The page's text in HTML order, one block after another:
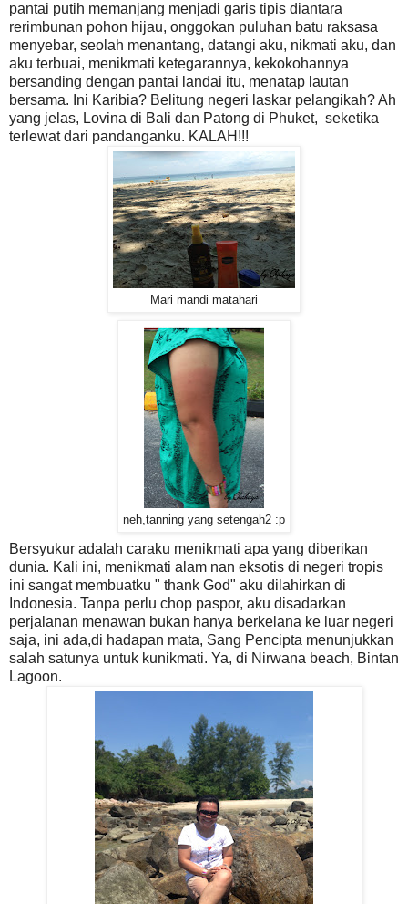
pantai putih memanjang menjadi garis tipis diantara
rerimbunan pohon hijau, onggokan puluhan batu raksasa
menyebar, seolah menantang, datangi aku, nikmati aku, dan
aku terbuai, menikmati ketegarannya, kekokohannya
bersanding dengan pantai landai itu, menatap lautan
bersama. Ini Karibia? Belitung negeri laskar pelangikah? Ah
yang jelas, Lovina di Bali dan Patong di Phuket, seketika
terlewat dari pandanganku. KALAH!!!
Mari mandi matahari
neh,tanning yang setengah2 :p
Bersyukur adalah caraku menikmati apa yang diberikan
dunia. Kali ini, menikmati alam nan eksotis di negeri tropis
ini sangat membuatku " thank God" aku dilahirkan di
Indonesia. Tanpa perlu chop paspor, aku disadarkan
perjalanan menawan bukan hanya berkelana ke luar negeri
saja, ini ada,di hadapan mata, Sang Pencipta menunjukkan
salah satunya untuk kunikmati. Ya, di Nirwana beach, Bintan
Lagoon.